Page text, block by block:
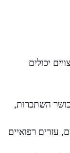
יכולים
כושר השתכרות,
עזרים רפואיים